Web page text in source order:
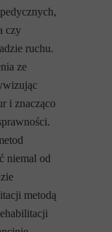
czy
ruchu.
ze
i znacząco
niemal od
metodą